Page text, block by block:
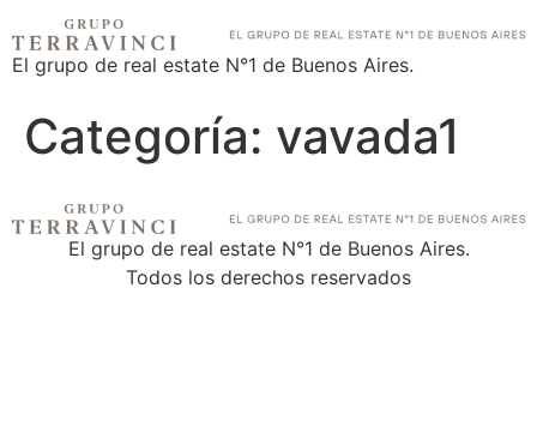
El grupo de real estate N°1 de Buenos Aires.
Categoría: vavada1
El grupo de real estate N°1 de Buenos Aires.
Todos los derechos reservados